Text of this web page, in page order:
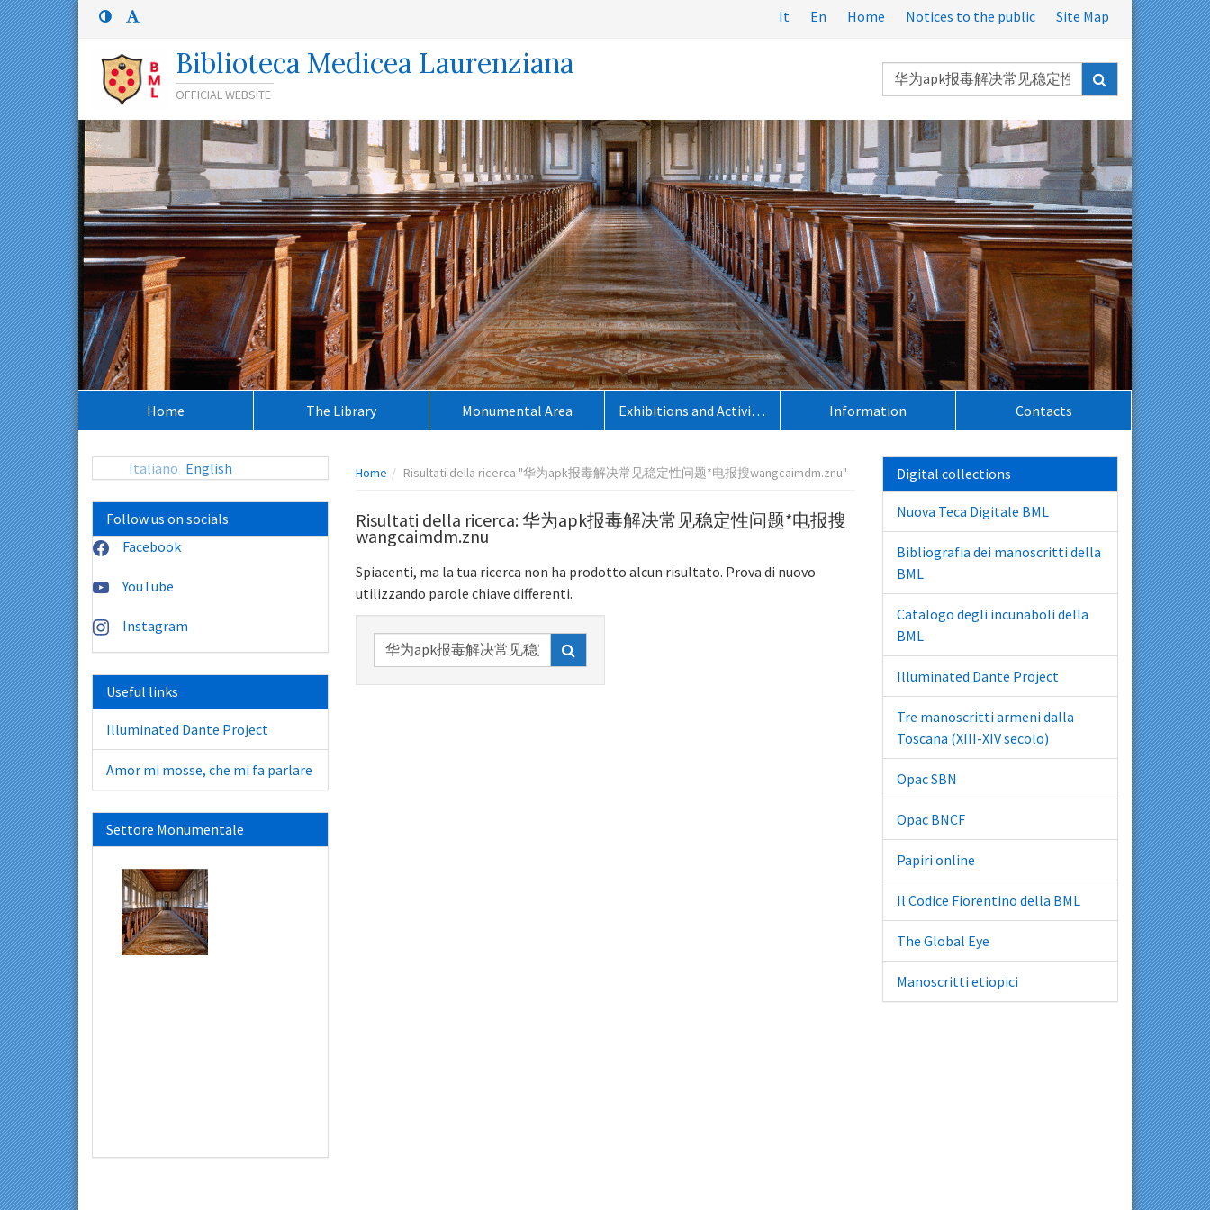
Menù
principale
Menù
superiore
Percorso
di
navigazione
Contenuto
principale
Navigazione
secondaria
Menù
inferiore
It En Home Notices to the public Site Map
Biblioteca Medicea Laurenziana
OFFICIAL WEBSITE
Ricerca
nel
sito:
Menù
principale:
Home The Library Monumental Area Exhibitions and Activities Information Contacts
Percorso
Home Risultati della ricerca "华为apk报毒解决常见稳定性问题*电报搜wangcaimdm.znu"
Risultati della ricerca: 华为apk报毒解决常见稳定性问题*电报搜
wangcaimdm.znu
Spiacenti, ma la tua ricerca non ha prodotto alcun risultato. Prova di nuovo
utilizzando parole chiave differenti.
Ricerca
nel
sito:
Italiano English
Follow us on socials
Facebook
YouTube
Instagram
Useful links
Illuminated Dante Project
Amor mi mosse, che mi fa parlare
Settore Monumentale
Digital collections
Nuova Teca Digitale BML
Bibliografia dei manoscritti della
BML
Catalogo degli incunaboli della
BML
Illuminated Dante Project
Tre manoscritti armeni dalla
Toscana (XIII-XIV secolo)
Opac SBN
Opac BNCF
Papiri online
Il Codice Fiorentino della BML
The Global Eye
Manoscritti etiopici